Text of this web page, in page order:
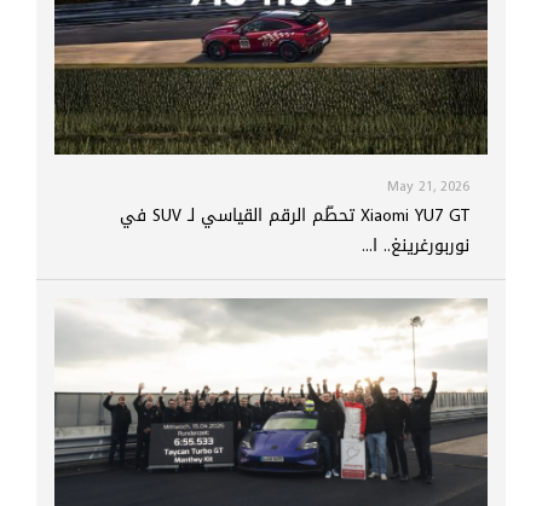
May 21, 2026
Xiaomi YU7 GT تحطّم الرقم القياسي لـ SUV في
نوربورغرينغ.. ا...